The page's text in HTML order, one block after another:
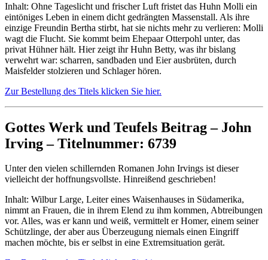
Inhalt: Ohne Tageslicht und frischer Luft fristet das Huhn Molli ein
eintöniges Leben in einem dicht gedrängten Massenstall. Als ihre
einzige Freundin Bertha stirbt, hat sie nichts mehr zu verlieren: Molli
wagt die Flucht. Sie kommt beim Ehepaar Otterpohl unter, das
privat Hühner hält. Hier zeigt ihr Huhn Betty, was ihr bislang
verwehrt war: scharren, sandbaden und Eier ausbrüten, durch
Maisfelder stolzieren und Schlager hören.
Zur Bestellung des Titels klicken Sie hier.
Gottes Werk und Teufels Beitrag – John
Irving – Titelnummer: 6739
Unter den vielen schillernden Romanen John Irvings ist dieser
vielleicht der hoffnungsvollste. Hinreißend geschrieben!
Inhalt: Wilbur Large, Leiter eines Waisenhauses in Südamerika,
nimmt an Frauen, die in ihrem Elend zu ihm kommen, Abtreibungen
vor. Alles, was er kann und weiß, vermittelt er Homer, einem seiner
Schützlinge, der aber aus Überzeugung niemals einen Eingriff
machen möchte, bis er selbst in eine Extremsituation gerät.